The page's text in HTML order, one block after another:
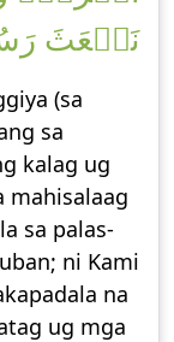
نَبۡعَثَ
(sa
sa
kalag ug
mahisalaag
sa palas-
ni Kami
na
ug mga